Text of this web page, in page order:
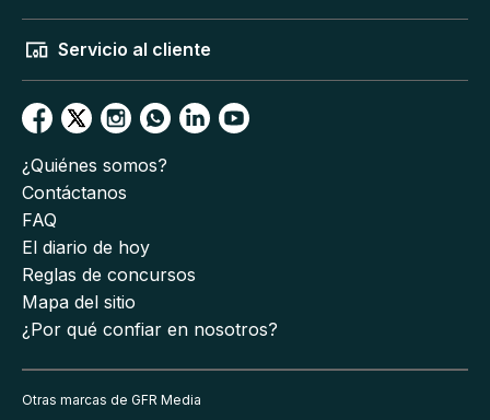
Servicio al cliente
¿Quiénes somos?
Contáctanos
FAQ
El diario de hoy
Reglas de concursos
Mapa del sitio
¿Por qué confiar en nosotros?
Otras marcas de GFR Media